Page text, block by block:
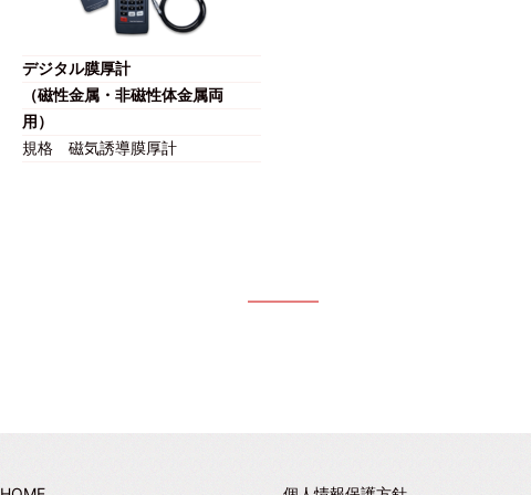
デジタル膜厚計
（磁性金属・非磁性体金属両
用）
規格
磁気誘導膜厚計